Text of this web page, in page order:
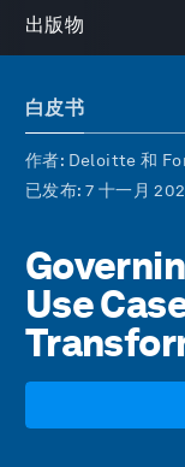
出版物
白皮书
作者: Deloitte 和
已发布: 7 十一月
Use